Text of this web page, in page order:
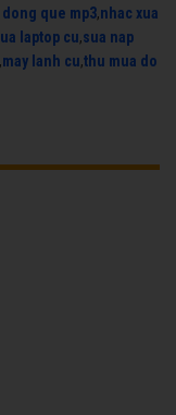
que mp3,nhac xua
laptop cu,sua nap
,may lanh cu,thu mua do